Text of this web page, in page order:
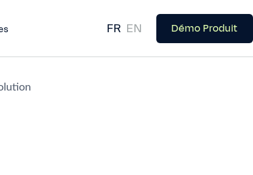
FR EN Démo Produit